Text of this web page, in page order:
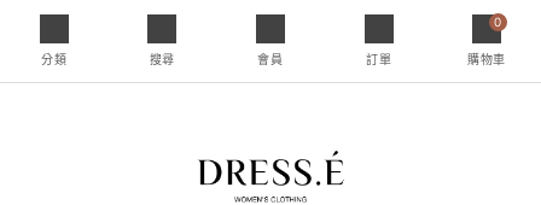
分類 搜尋 會員 訂單
0
購物車